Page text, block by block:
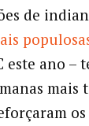
de
este ano –
mais
os